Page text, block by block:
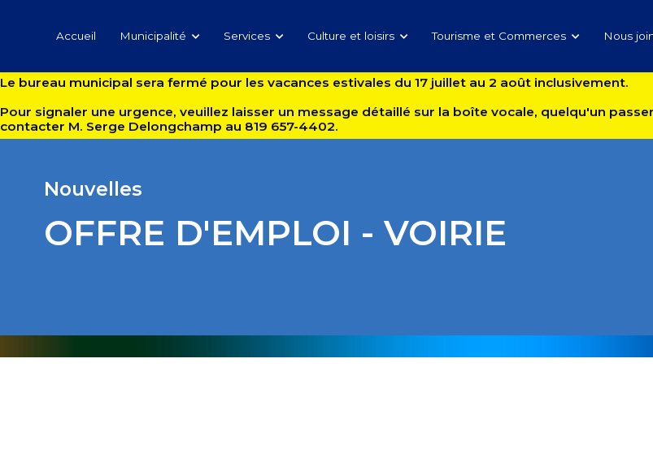
Accueil Municipalité Services Culture et loisirs Tourisme et Commerces Nous
Le bureau municipal sera fermé pour les vacances estivales du 17 juillet au 2 août inclusivement.
Pour signaler une urgence, veuillez laisser un message détaillé sur la boîte vocale, quelqu'un
contacter M. Serge Delongchamp au 819 657-4402.
Nouvelles
OFFRE D'EMPLOI - VOIRIE